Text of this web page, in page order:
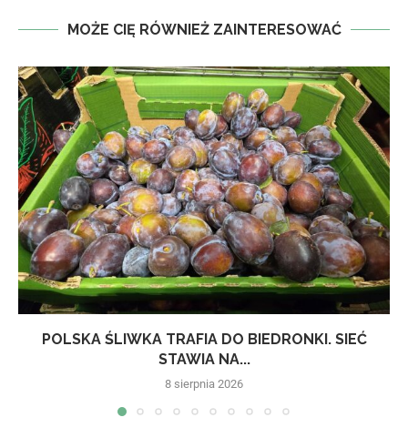
MOŻE CIĘ RÓWNIEŻ ZAINTERESOWAĆ
POLSKA ŚLIWKA TRAFIA DO BIEDRONKI. SIEĆ
STAWIA NA...
8 sierpnia 2026